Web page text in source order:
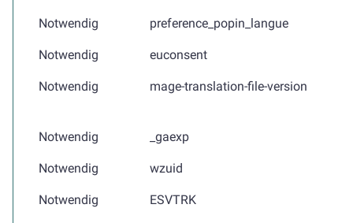
Notwendig preference_popin_langue
Notwendig euconsent
Notwendig mage-translation-file-version
Notwendig _gaexp
Notwendig wzuid
Notwendig ESVTRK